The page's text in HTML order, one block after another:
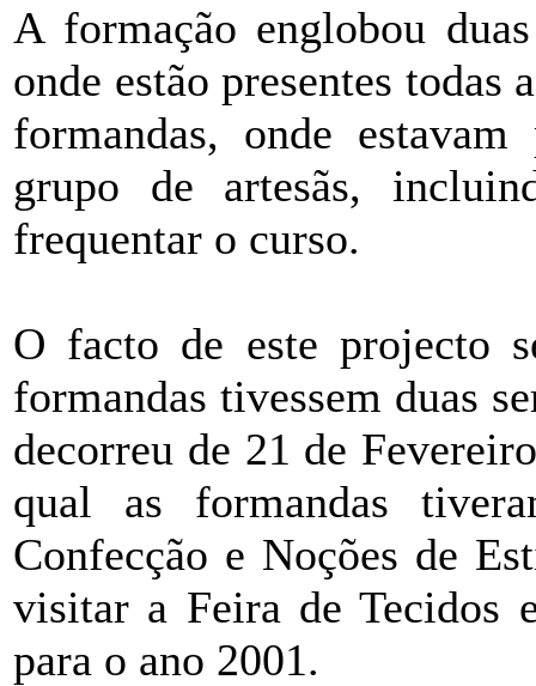
A formação englobou
onde estão presentes todas
formandas, onde
grupo de artesãs,
frequentar o curso.
O facto de este projecto
formandas tivessem duas
decorreu de 21 de
qual as formandas
Confecção e Noções de
visitar a Feira de Tecidos
para o ano 2001.